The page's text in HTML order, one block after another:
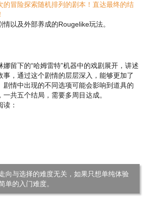
的冒险探索随机排列的剧本！直达最终的结
以及外部养成的Rougelike玩法。
留下的“哈姆雷特”机器中的戏剧展开，讲述
事，通过这个剧情的层层深入，能够更加了
剧情中出现的不同选项可能会影响到道具的
共五个结局，需要多周目达成。
：
向与选择的难度无关，如果只想单纯体验
单的入门难度。